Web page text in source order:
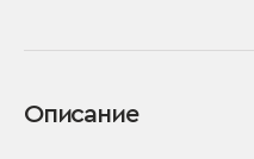
Описание